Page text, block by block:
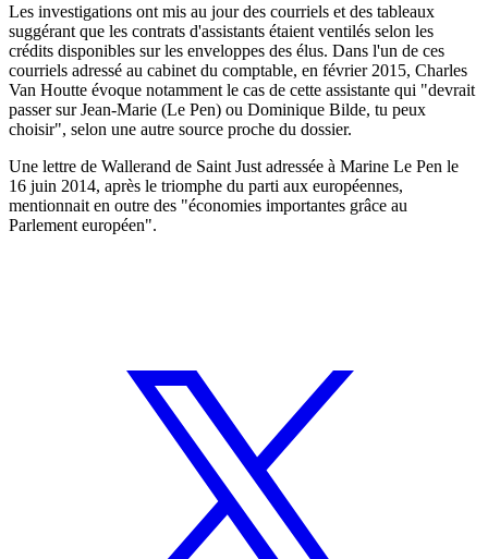
Les investigations ont mis au jour des courriels et des tableaux
suggérant que les contrats d'assistants étaient ventilés selon les
crédits disponibles sur les enveloppes des élus. Dans l'un de ces
courriels adressé au cabinet du comptable, en février 2015, Charles
Van Houtte évoque notamment le cas de cette assistante qui "devrait
passer sur Jean-Marie (Le Pen) ou Dominique Bilde, tu peux
choisir", selon une autre source proche du dossier.
Une lettre de Wallerand de Saint Just adressée à Marine Le Pen le
16 juin 2014, après le triomphe du parti aux européennes,
mentionnait en outre des "économies importantes grâce au
Parlement européen".